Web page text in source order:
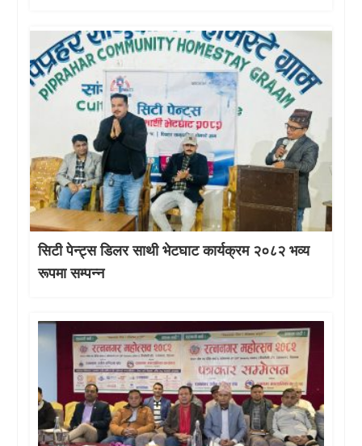
सिटी पेन्ट्स डिलर साथी भेटघाट कार्यक्रम २०८२ भव्य
रूपमा सम्पन्न